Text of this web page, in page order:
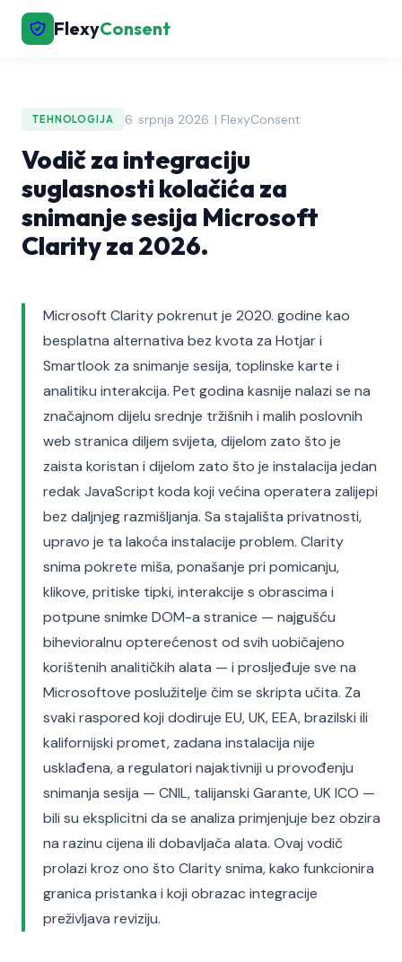
FlexyConsent
TEHNOLOGIJA 6. srpnja 2026. | FlexyConsent
Vodič za integraciju
suglasnosti kolačića za
snimanje sesija Microsoft
Clarity za 2026.
Microsoft Clarity pokrenut je 2020. godine kao
besplatna alternativa bez kvota za Hotjar i
Smartlook za snimanje sesija, toplinske karte i
analitiku interakcija. Pet godina kasnije nalazi se na
značajnom dijelu srednje tržišnih i malih poslovnih
web stranica diljem svijeta, dijelom zato što je
zaista koristan i dijelom zato što je instalacija jedan
redak JavaScript koda koji većina operatera zalijepi
bez daljnjeg razmišljanja. Sa stajališta privatnosti,
upravo je ta lakoća instalacije problem. Clarity
snima pokrete miša, ponašanje pri pomicanju,
klikove, pritiske tipki, interakcije s obrascima i
potpune snimke DOM-a stranice — najgušću
bihevioralnu opterećenost od svih uobičajeno
korištenih analitičkih alata — i prosljeđuje sve na
Microsoftove poslužitelje čim se skripta učita. Za
svaki raspored koji dodiruje EU, UK, EEA, brazilski ili
kalifornijski promet, zadana instalacija nije
usklađena, a regulatori najaktivniji u provođenju
snimanja sesija — CNIL, talijanski Garante, UK ICO —
bili su eksplicitni da se analiza primjenjuje bez obzira
na razinu cijena ili dobavljača alata. Ovaj vodič
prolazi kroz ono što Clarity snima, kako funkcionira
granica pristanka i koji obrazac integracije
preživljava reviziju.